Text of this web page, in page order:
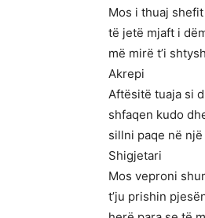
Mos i thuaj
të jetë mjaft i
më mirë t’i
Akrepi
Aftësitë tuaja si
shfaqen kudo
sillni paqe në
Shigjetari
Mos veproni
t’ju prishin